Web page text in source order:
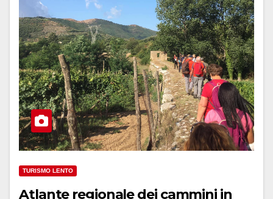
TURISMO LENTO
Atlante regionale dei cammini in